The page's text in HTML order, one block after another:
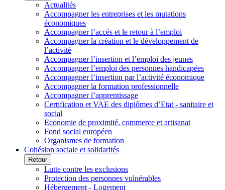
Actualités
Accompagner les entreprises et les mutations
économiques
Accompagner l’accés et le retour à l’emploi
Accompagner la création et le développement de
l’activité
Accompagner l’insertion et l’emploi des jeunes
Accompagner l’emploi des personnes handicapées
Accompagner l’insertion par l’activité économique
Accompagner la formation professionnelle
Accompagner l’apprentissage
Certification et VAE des diplômes d’Etat - sanitaire et
social
Economie de proximité, commerce et artisanat
Fond social européen
Organismes de formation
Cohésion sociale et solidarités
Retour
Lutte contre les exclusions
Protection des personnes vulnérables
Hébergement - Logement